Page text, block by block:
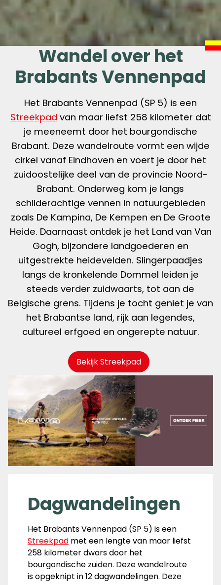
Wandel over het
Brabants Vennenpad
Het Brabants Vennenpad (SP 5) is een
Streekpad van maar liefst 258 kilometer dat
je meeneemt door het bourgondische
Brabant. Deze wandelroute vormt een wijde
cirkel vanaf Eindhoven en voert je door het
zuidoostelijke deel van de provincie Noord-
Brabant. Onderweg kom je langs
schilderachtige vennen in natuurgebieden
zoals De Kampina, De Kempen en De Groote
Heide. Daarnaast ontdek je het Land van Van
Gogh, bijzondere landgoederen en
uitgestrekte heidevelden. Slingerpaadjes
langs de kronkelende Dommel leiden je
steeds verder zuidwaarts, tot aan de
Belgische grens. Tijdens je tocht geniet je van
het Brabantse land, rijk aan legendes,
cultureel erfgoed en ongerepte natuur.
Bekijk Streekpad
Dagwandelingen
Het Brabants Vennenpad (SP 5) is een
Streekpad met een lengte van maar liefst
258 kilometer dwars door het
bourgondische zuiden. Deze wandelroute
is opgeknipt in 12 dagwandelingen. Deze